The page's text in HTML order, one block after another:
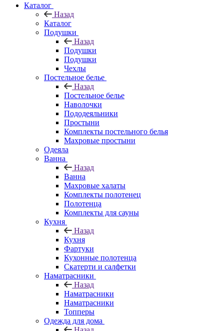
Каталог
Назад
Каталог
Подушки
Назад
Подушки
Подушки
Чехлы
Постельное белье
Назад
Постельное белье
Наволочки
Пододеяльники
Простыни
Комплекты постельного белья
Махровые простыни
Одеяла
Ванна
Назад
Ванна
Махровые халаты
Комплекты полотенец
Полотенца
Комплекты для сауны
Кухня
Назад
Кухня
Фартуки
Кухонные полотенца
Скатерти и салфетки
Наматрасники
Назад
Наматрасники
Наматрасники
Топперы
Одежда для дома